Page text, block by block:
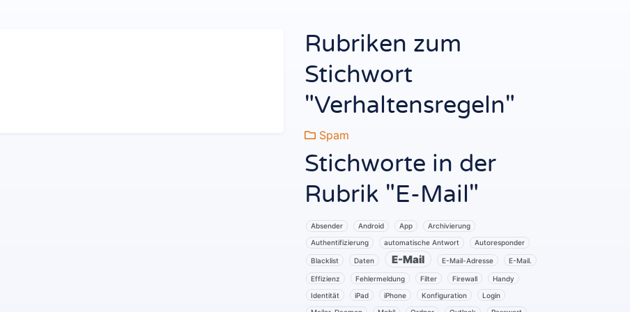
Rubriken zum
Stichwort
"Verhaltensregeln"
Spam
Stichworte in der
Rubrik "E-Mail"
Absender Android App Archivierung
Authentifizierung automatische Antwort Autoresponder
Blacklist Daten E-Mail E-Mail-Adresse E-Mail.
Effizienz Fehlermeldung Filter Firewall Handy
Identität iPad iPhone Konfiguration Login